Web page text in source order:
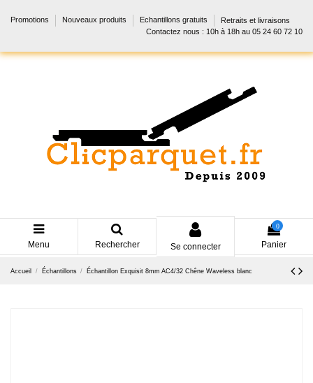
Promotions Nouveaux produits Echantillons gratuits
Retraits et livraisons
Contactez nous : 10h à 18h au 05 24 60 72 10
Menu Rechercher Se connecter
0
Panier
Accueil Échantillons Échantillon Exquisit 8mm AC4/32 Chêne Waveless blanc